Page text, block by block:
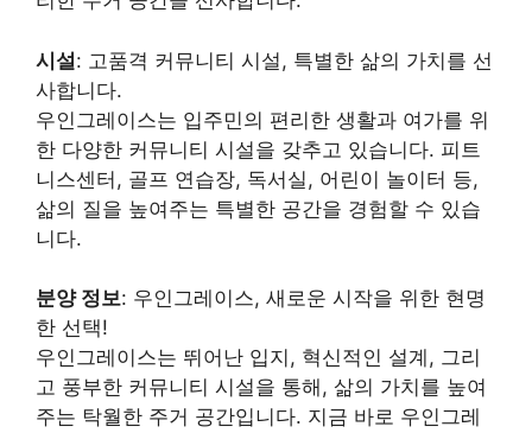
시설: 고품격 커뮤니티 시설, 특별한 삶의 가치를 선
사합니다.
우인그레이스는 입주민의 편리한 생활과 여가를 위
한 다양한 커뮤니티 시설을 갖추고 있습니다. 피트
니스센터, 골프 연습장, 독서실, 어린이 놀이터 등,
삶의 질을 높여주는 특별한 공간을 경험할 수 있습
니다.
분양 정보: 우인그레이스, 새로운 시작을 위한 현명
한 선택!
우인그레이스는 뛰어난 입지, 혁신적인 설계, 그리
고 풍부한 커뮤니티 시설을 통해, 삶의 가치를 높여
주는 탁월한 주거 공간입니다. 지금 바로 우인그레